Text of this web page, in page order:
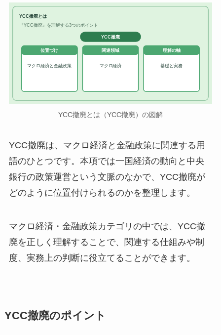
YCC撤廃とは
『YCC撤廃』を理解する3つのポイント
YCC撤廃
位置づけ
マクロ経済と金融政策
関連領域
マクロ経済
理解の軸
基礎と実務
YCC撤廃とは（YCC撤廃）の図解
YCC撤廃は、マクロ経済と金融政策に関連する用
語のひとつです。本項では一国経済の動向と中央
銀行の政策運営という文脈のなかで、YCC撤廃が
どのように位置付けられるのかを整理します。
マクロ経済・金融政策カテゴリの中では、YCC撤
廃を正しく理解することで、関連する仕組みや制
度、実務上の判断に役立てることができます。
YCC撤廃のポイント